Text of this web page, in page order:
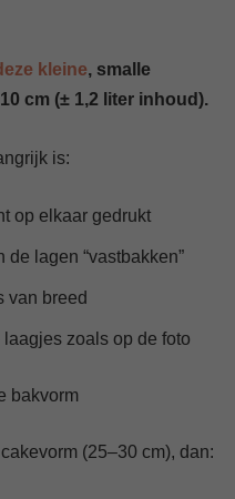
kleine, smalle
cm (± 1,2 liter inhoud).
is:
op elkaar gedrukt
lagen “vastbakken”
van breed
zoals op de foto
bakvorm
(25–30 cm), dan: